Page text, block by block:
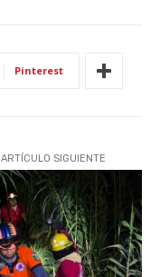
Pinterest
ARTÍCULO SIGUIENTE